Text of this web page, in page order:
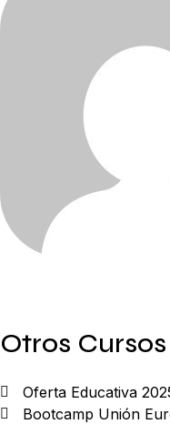
Otros
Oferta Educativa
Bootcamp Unión